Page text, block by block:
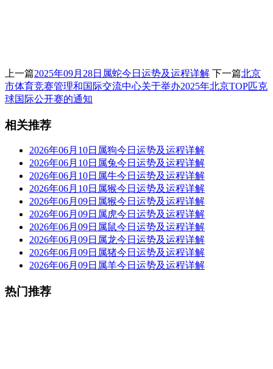
上一篇2025年09月28日属蛇今日运势及运程详解 下一篇北京
市体育竞赛管理和国际交流中心关于举办2025年北京TOP匹克
球国际公开赛的通知
相关推荐
2026年06月10日属狗今日运势及运程详解
2026年06月10日属兔今日运势及运程详解
2026年06月10日属牛今日运势及运程详解
2026年06月10日属猴今日运势及运程详解
2026年06月09日属猴今日运势及运程详解
2026年06月09日属虎今日运势及运程详解
2026年06月09日属鼠今日运势及运程详解
2026年06月09日属龙今日运势及运程详解
2026年06月09日属猪今日运势及运程详解
2026年06月09日属羊今日运势及运程详解
热门推荐